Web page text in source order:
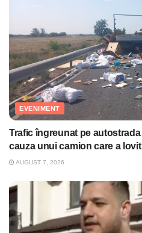
EVENIMENT
Trafic îngreunat pe
cauza unui camion care a lovit
AUGUST 7, 2026